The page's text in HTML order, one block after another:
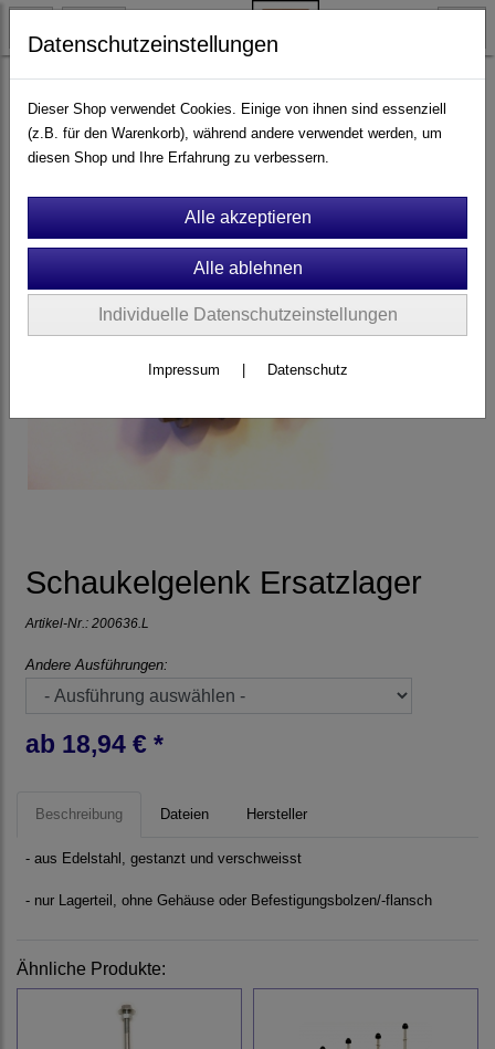
Schaukelgelenk Ersatzlager
Artikel-Nr.: 200636.L
Andere Ausführungen:
ab 18,94 € *
Beschreibung Dateien Hersteller
- aus Edelstahl, gestanzt und verschweisst
- nur Lagerteil, ohne Gehäuse oder Befestigungsbolzen/-flansch
Ähnliche Produkte:
Datenschutzeinstellungen
Dieser Shop verwendet Cookies. Einige von ihnen sind essenziell
(z.B. für den Warenkorb), während andere verwendet werden, um
diesen Shop und Ihre Erfahrung zu verbessern.
Individuelle Datenschutzeinstellungen
Impressum Datenschutz